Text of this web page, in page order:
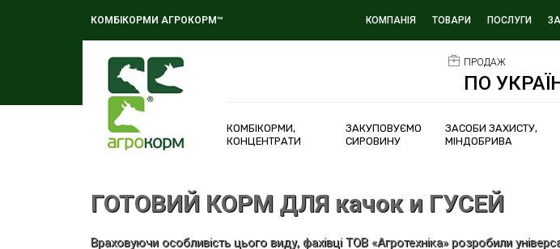
КОМБІКОРМИ АГРОКОРМ™ КОМПАНІЯ ТОВАРИ ПОСЛУГИ
ПРОДАЖ
ПО
КОМБІКОРМИ,
КОНЦЕНТРАТИ
ЗАКУПОВУЄМО
СИРОВИНУ
ЗАСОБИ ЗАХИСТУ,
МІНДОБРИВА
ГОТОВИЙ КОРМ ДЛЯ качок и ГУСЕЙ
Враховуючи особливість цього виду, фахівці ТОВ «Агротехніка» розробили